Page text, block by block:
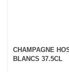
CHAMPAGNE
BLANCS 37.5CL